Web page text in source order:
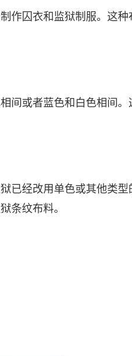
作囚衣和监狱制服。这种
间或者蓝色和白色相间。
已经改用单色或其他类型
条纹布料。